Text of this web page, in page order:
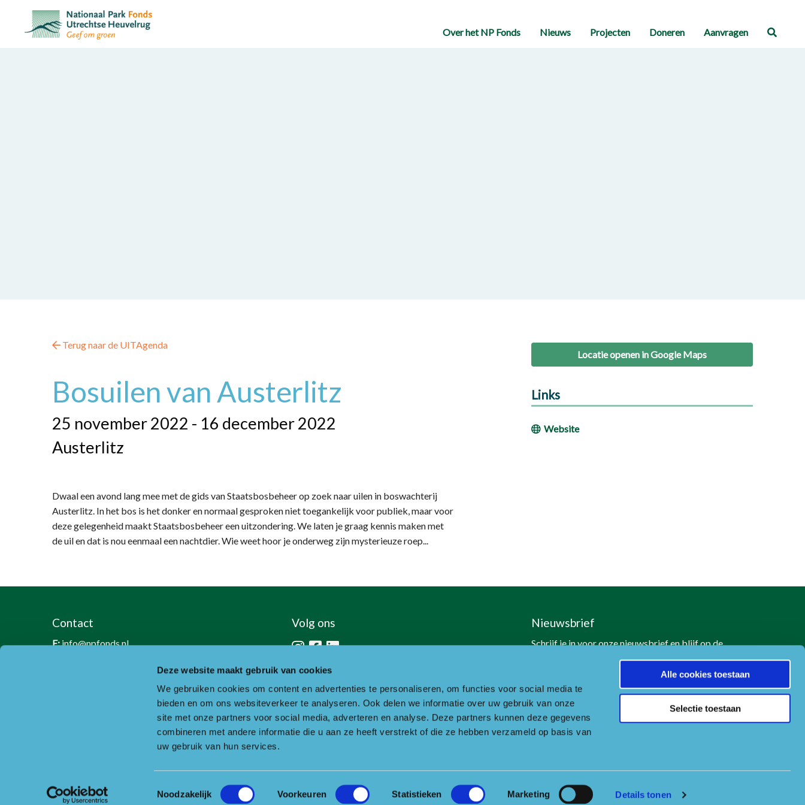
Deze website maakt gebruik van cookies
We gebruiken cookies om content en advertenties te personaliseren, om functies voor social media te
bieden en om ons websiteverkeer te analyseren. Ook delen we informatie over uw gebruik van onze
site met onze partners voor social media, adverteren en analyse. Deze partners kunnen deze gegevens
combineren met andere informatie die u aan ze heeft verstrekt of die ze hebben verzameld op basis van
uw gebruik van hun services.
Toestemmingsselectie
Noodzakelijk Voorkeuren Statistieken Marketing Details tonen
Alle cookies toestaan
Selectie toestaan
Over het NP Fonds Nieuws Projecten Doneren Aanvragen
Terug naar de UITAgenda
Bosuilen van Austerlitz
25 november 2022 - 16 december 2022
Austerlitz
Dwaal een avond lang mee met de gids van Staatsbosbeheer op zoek naar uilen in boswachterij
Austerlitz. In het bos is het donker en normaal gesproken niet toegankelijk voor publiek, maar voor
deze gelegenheid maakt Staatsbosbeheer een uitzondering. We laten je graag kennis maken met
de uil en dat is nou eenmaal een nachtdier. Wie weet hoor je onderweg zijn mysterieuze roep...
Locatie openen in Google Maps
Links
Website
Contact
E:info@npfonds.nl
RSIN nummer: 818889986
BTW nummer: 8188 89 986 B01
Of ga naar de contactpagina.
Volg ons Nieuwsbrief
Schrijf je in voor onze nieuwsbrief en blijf op de
Naar aanmeldformulier
Copyright © Nationaal Park Utrechtse Heuvelrug